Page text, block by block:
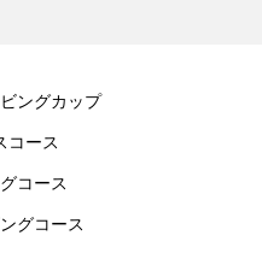
ングカップ
コース
コース
グコース